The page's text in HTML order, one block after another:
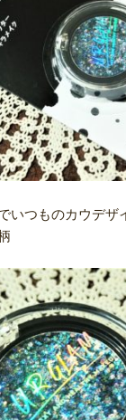
いつものカウデザ